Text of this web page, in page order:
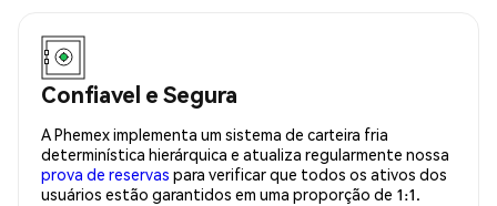
Confiavel e Segura
A Phemex implementa um sistema de carteira fria
determinística hierárquica e atualiza regularmente nossa
prova de reservas para verificar que todos os ativos dos
usuários estão garantidos em uma proporção de 1:1.